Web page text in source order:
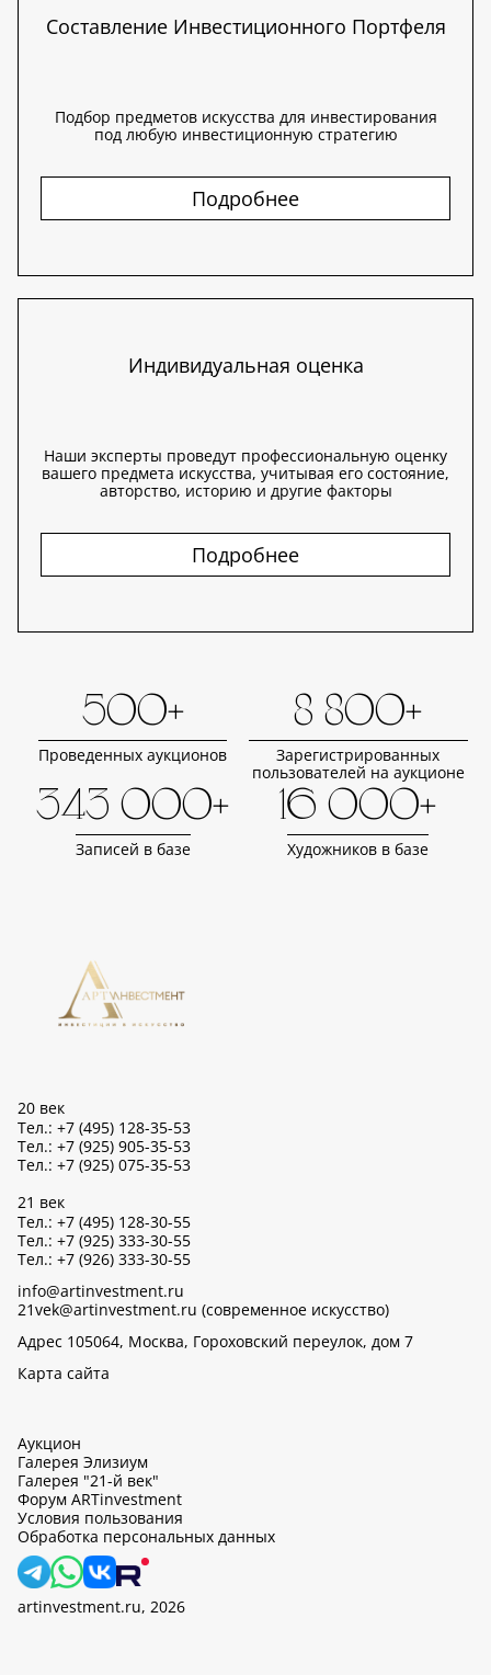
Составление Инвестиционного Портфеля
Подбор предметов искусства для инвестирования
под любую инвестиционную стратегию
Подробнее
Индивидуальная оценка
Наши эксперты проведут профессиональную оценку
вашего предмета искусства, учитывая его состояние,
авторство, историю и другие факторы
Подробнее
500+
Проведенных аукционов
8 800+
Зарегистрированных
пользователей на аукционе
343 000+
Записей в базе
16 000+
Художников в базе
20 век
Тел.: +7 (495) 128-35-53
Тел.: +7 (925) 905-35-53
Тел.: +7 (925) 075-35-53
21 век
Тел.: +7 (495) 128-30-55
Тел.: +7 (925) 333-30-55
Тел.: +7 (926) 333-30-55
info@artinvestment.ru
21vek@artinvestment.ru (современное искусство)
Адрес 105064, Москва, Гороховский переулок, дом 7
Карта сайта
Аукцион
Галерея Элизиум
Галерея "21-й век"
Форум ARTinvestment
Условия пользования
Обработка персональных данных
artinvestment.ru, 2026